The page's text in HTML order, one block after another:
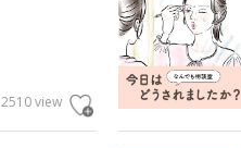
2510 view